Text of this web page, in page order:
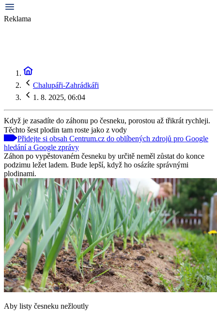
Reklama
Chalupáři-Zahrádkáři
1. 8. 2025, 06:04
Když je zasadíte do záhonu po česneku, porostou až třikrát rychleji.
Těchto šest plodin tam roste jako z vody
Přidejte si obsah Centrum.cz do oblíbených zdrojů pro Google
hledání a Google zprávy
Záhon po vypěstovaném česneku by určitě neměl zůstat do konce
podzimu ležet ladem. Bude lepší, když ho osázíte správnými
plodinami.
Aby listy česneku nežloutly